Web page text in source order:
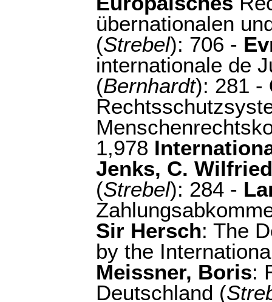
übernationalen
(Strebel): 706 -
internationale de
(Bernhardt): 281 -
1,978
Jenks, C. Wilfried
(Strebel): 284 -
Sir Hersch: The
by the
Meissner, Boris:
Deutschland (